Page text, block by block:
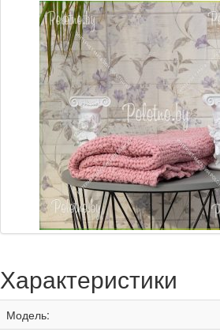
Характеристики
Модель: